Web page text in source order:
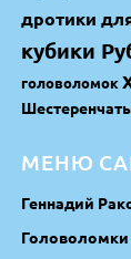
дротики
кубики
головоломок
МЕНЮ
Геннадий